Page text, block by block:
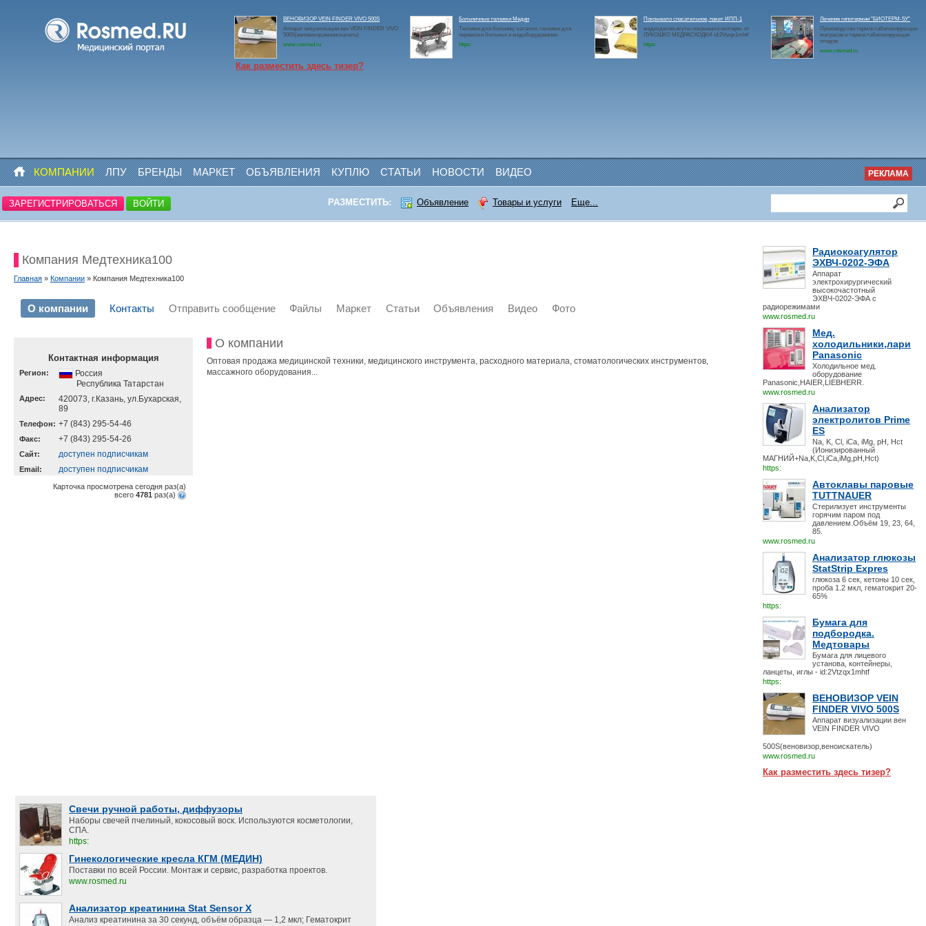
ВЕНОВИЗОР VEIN FINDER VIVO 500S
Аппарат визуализации вен VEIN FINDER VIVO
500S(веновизор,веноискатель)
www.rosmed.ru
Больничные тележки Медин
Тележки для больниц: каталки, тележки для
перевозки больных и медоборудования.
https:
Покрывало спасательное, пакет ИПП-1
медизделия,жгуты,покрывало изотерм. от
ЛУКОШКО МЕДРАСХОДКИ id:2Vtzqx1mhtf
https:
Лечение гипотермии "БИОТЕРМ-5У"
Производство термостабилизирующих
матрасов и термостабилизирующих
пледов
www.rosmed.ru
Как разместить здесь тизер?
КОМПАНИИ ЛПУ БРЕНДЫ МАРКЕТ ОБЪЯВЛЕНИЯ КУПЛЮ СТАТЬИ НОВОСТИ ВИДЕО РЕКЛАМА
ЗАРЕГИСТРИРОВАТЬСЯ ВОЙТИ РАЗМЕСТИТЬ: Объявление Товары и услуги Еще...
Радиокоагулятор
ЭХВЧ-0202-ЭФА
Аппарат
электрохирургический
высокочастотный
ЭХВЧ-0202-ЭФА с
радиорежимами
www.rosmed.ru
Мед.
холодильники,лари
Panasonic
Холодильное мед.
оборудование
Panasonic,HAIER,LIEBHERR.
www.rosmed.ru
Анализатор
электролитов Prime
ES
Na, K, Cl, iCa, iMg, pH, Hct
(Ионизированный
МАГНИЙ+Na,K,Cl,iCa,iMg,pH,Hct)
https:
Автоклавы паровые
TUTTNAUER
Стерилизует инструменты
горячим паром под
давлением.Объём 19, 23, 64,
85.
www.rosmed.ru
Анализатор глюкозы
StatStrip Expres
глюкоза 6 сек, кетоны 10 сек,
проба 1.2 мкл, гематокрит 20-
65%
https:
Бумага для
подбородка.
Медтовары
Бумага для лицевого
установа, контейнеры,
ланцеты, иглы - id:2Vtzqx1mhtf
https:
ВЕНОВИЗОР VEIN
FINDER VIVO 500S
Аппарат визуализации вен
VEIN FINDER VIVO
500S(веновизор,веноискатель)
www.rosmed.ru
Как разместить здесь тизер?
Компания Медтехника100
Главная » Компании » Компания Медтехника100
О компании Контакты Отправить сообщение Файлы Маркет Статьи Объявления Видео Фото
Контактная информация
Регион:
Россия
Республика Татарстан
Адрес:
420073, г.Казань, ул.Бухарская,
89
Телефон: +7 (843) 295-54-46
Факс: +7 (843) 295-54-26
Cайт: доступен подписчикам
Email: доступен подписчикам
Карточка просмотрена сегодня раз(a)
всего 4781 раз(a)
О компании
Оптовая продажа медицинской техники, медицинского инструмента, расходного материала, стоматологических инструментов,
массажного оборудования...
Свечи ручной работы, диффузоры
Наборы свечей пчелиный, кокосовый воск. Используются косметологии,
СПА.
https:
Гинекологические кресла КГМ (МЕДИН)
Поставки по всей России. Монтаж и сервис, разработка проектов.
www.rosmed.ru
Анализатор креатинина Stat Sensor X
Анализ креатинина за 30 секунд, объём образца — 1,2 мкл; Гематокрит